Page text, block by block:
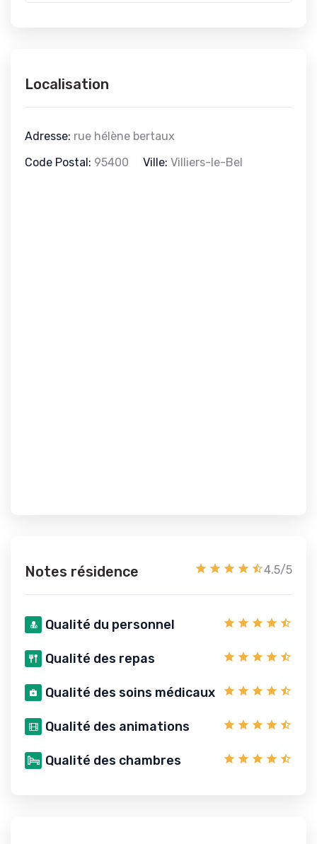
Localisation
Adresse: rue hélène bertaux
Code Postal: 95400 Ville: Villiers-le-Bel
Notes résidence 4.5/5
Qualité du personnel
Qualité des repas
Qualité des soins médicaux
Qualité des animations
Qualité des chambres